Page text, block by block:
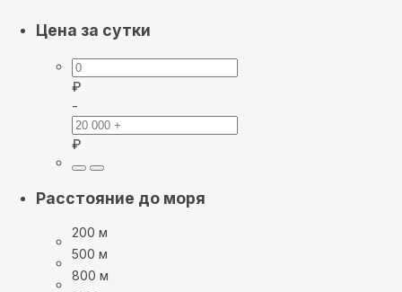
Цена за сутки
₽
-
₽
Расстояние до моря
200 м
500 м
800 м